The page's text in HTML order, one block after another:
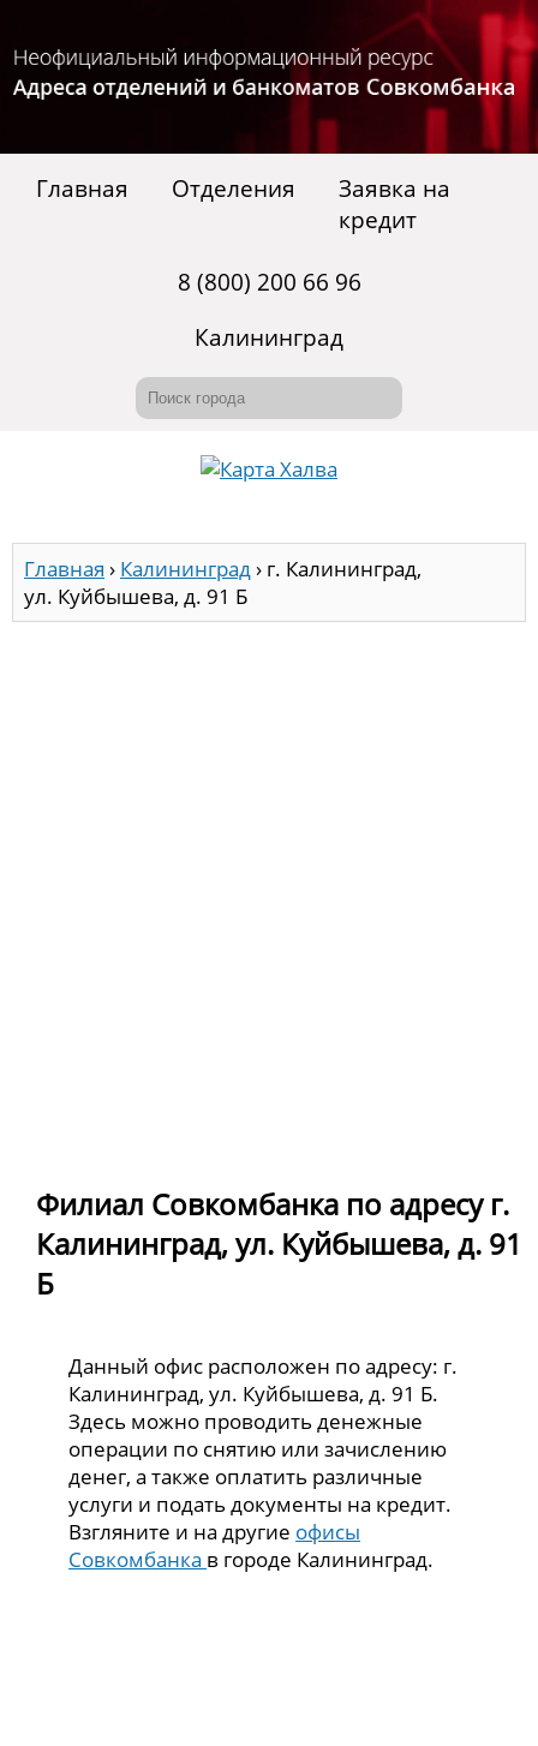
Главная Отделения
Заявка на
кредит
8 (800) 200 66 96
Калининград
Главная › Калининград› г. Калининград,
ул. Куйбышева, д. 91 Б
Филиал Совкомбанка по адресу г.
Калининград, ул. Куйбышева, д. 91
Б
Данный офис расположен по адресу: г.
Калининград, ул. Куйбышева, д. 91 Б.
Здесь можно проводить денежные
операции по снятию или зачислению
денег, а также оплатить различные
услуги и подать документы на кредит.
Взгляните и на другие офисы
Совкомбанка в городе Калининград.